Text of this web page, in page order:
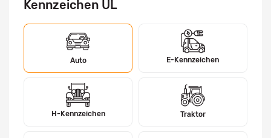
Kennzeichen UL
Auto E-Kennzeichen
H-Kennzeichen Traktor